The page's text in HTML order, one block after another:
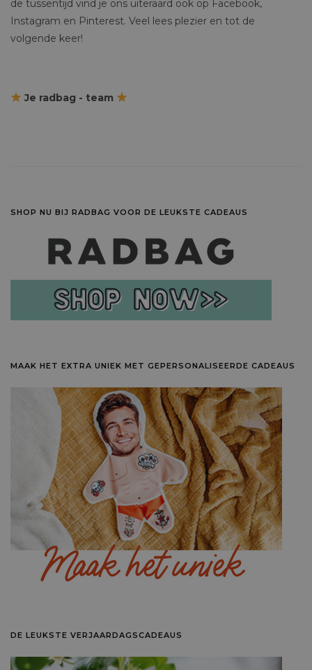
de tussentijd vind je ons uiteraard ook op Facebook,
Instagram en Pinterest. Veel lees plezier en tot de
volgende keer!
Je radbag - team
SHOP NU BIJ RADBAG VOOR DE LEUKSTE CADEAUS
MAAK HET EXTRA UNIEK MET GEPERSONALISEERDE CADEAUS
DE LEUKSTE VERJAARDAGSCADEAUS